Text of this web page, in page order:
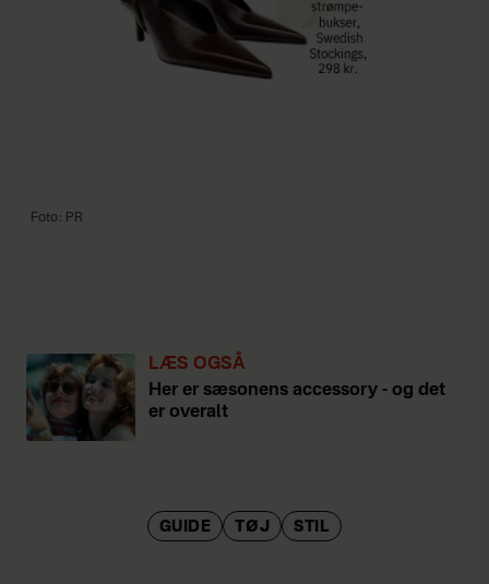
Foto: PR
LÆS OGSÅ
Her er sæsonens accessory - og det
er overalt
GUIDE TØJ STIL